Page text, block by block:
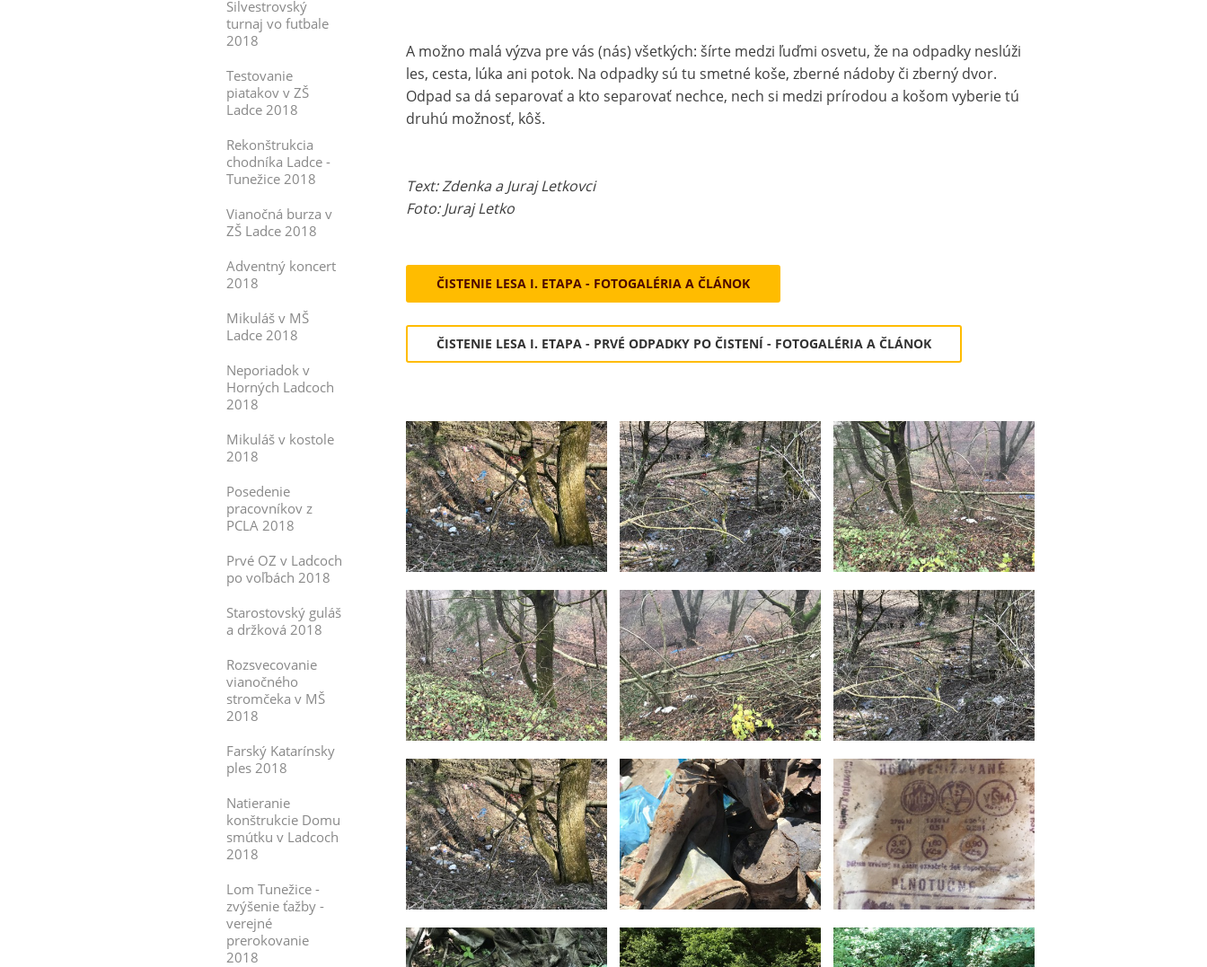
Silvestrovský
turnaj vo futbale
2018
Testovanie
piatakov v ZŠ
Ladce 2018
Rekonštrukcia
chodníka Ladce -
Tunežice 2018
Vianočná burza v
ZŠ Ladce 2018
Adventný koncert
2018
Mikuláš v MŠ
Ladce 2018
Neporiadok v
Horných Ladcoch
2018
Mikuláš v kostole
2018
Posedenie
pracovníkov z
PCLA 2018
Prvé OZ v Ladcoch
po voľbách 2018
Starostovský guláš
a držková 2018
Rozsvecovanie
vianočného
stromčeka v MŠ
2018
Farský Katarínsky
ples 2018
Natieranie
konštrukcie Domu
smútku v Ladcoch
2018
Lom Tunežice -
zvýšenie ťažby -
verejné
prerokovanie
2018
A možno malá výzva pre vás (nás) všetkých: šírte medzi ľuďmi osvetu, že na odpadky neslúži
les, cesta, lúka ani potok. Na odpadky sú tu smetné koše, zberné nádoby či zberný dvor.
Odpad sa dá separovať a kto separovať nechce, nech si medzi prírodou a košom vyberie tú
druhú možnosť, kôš.
Text: Zdenka a Juraj Letkovci
Foto: Juraj Letko
ČISTENIE LESA I. ETAPA - FOTOGALÉRIA A ČLÁNOK
ČISTENIE LESA I. ETAPA - PRVÉ ODPADKY PO ČISTENÍ - FOTOGALÉRIA A ČLÁNOK